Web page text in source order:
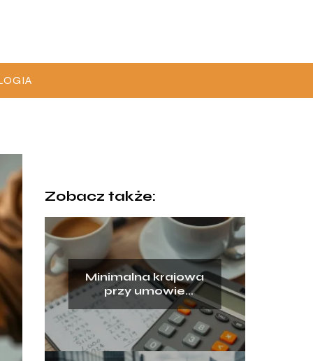
Zobacz także:
Minimalna krajowa
przy umowie
zlecenie – ile
dostaniesz?